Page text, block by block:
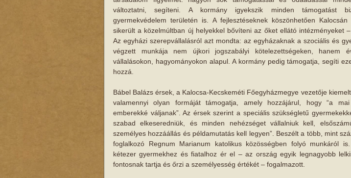
változtatni, segíteni. A kormány igyekszik minden támogatást
gyermekvédelem területén is. A fejlesztéseknek köszönhetően
sikerült a közelmúltban új helyekkel bővíteni az őket ellátó intézményeket
Az egyházi szerepvállalásról azt mondta: az egyházaknak a szociális és
végzett munkája nem újkori jogszabályi kötelezettségeken, hanem
vállalásokon, hagyományokon alapul. A kormány pedig támogatja, segíti
hozzá.
Bábel Balázs érsek, a Kalocsa-Kecskeméti Főegyházmegye vezetője
valamennyi olyan formáját támogatja, amely hozzájárul, hogy “a
emberekké váljanak”. Az érsek szerint a speciális szükségletű
szabad elkeseredniük, és minden nehézséget vállalniuk kell,
személyes hozzáállás és példamutatás kell legyen”. Beszélt a több, mint
foglalkozó Regnum Marianum katolikus közösségben folyó munkáról
kétezer gyermekhez és fiatalhoz ér el – az ország egyik legnagyobb
fontosnak tartja és őrzi a személyesség értékét – fogalmazott.